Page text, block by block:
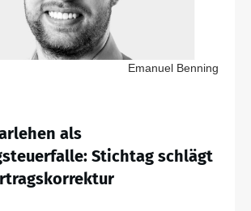
Emanuel Benning
als
Stichtag schlägt